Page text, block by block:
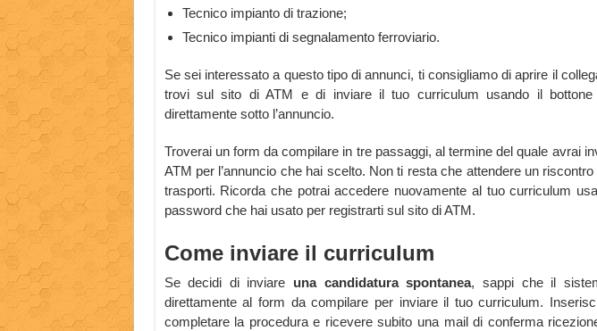
Tecnico impianto di trazione;
Tecnico impianti di segnalamento ferroviario.
Se sei interessato a questo tipo di annunci, ti consigliamo di aprire il
trovi sul sito di ATM e di inviare il tuo curriculum usando il bottone
direttamente sotto l’annuncio.
Troverai un form da compilare in tre passaggi, al termine del quale avrai
ATM per l’annuncio che hai scelto. Non ti resta che attendere un
trasporti. Ricorda che potrai accedere nuovamente al tuo curriculum
password che hai usato per registrarti sul sito di ATM.
Come inviare il curriculum
Se decidi di inviare una candidatura spontanea, sappi che il
direttamente al form da compilare per inviare il tuo curriculum.
completare la procedura e ricevere subito una mail di conferma